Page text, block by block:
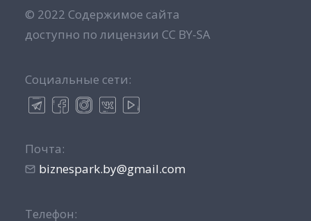
© 2022 Содержимое сайта
доступно по лицензии CC BY-SA
Социальные сети:
Почта:
biznespark.by@gmail.com
Телефон: